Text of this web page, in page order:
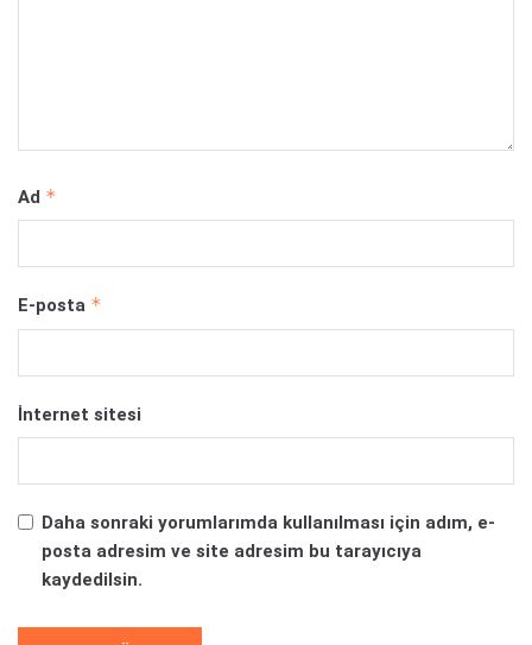
Ad *
E-posta *
İnternet sitesi
Daha sonraki yorumlarımda kullanılması için adım, e-
posta adresim ve site adresim bu tarayıcıya
kaydedilsin.